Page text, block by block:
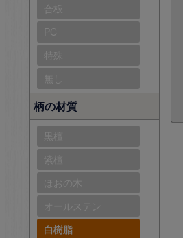
合板
PC
特殊
無し
柄の材質
黒檀
紫檀
ほおの木
オールステン
白樹脂